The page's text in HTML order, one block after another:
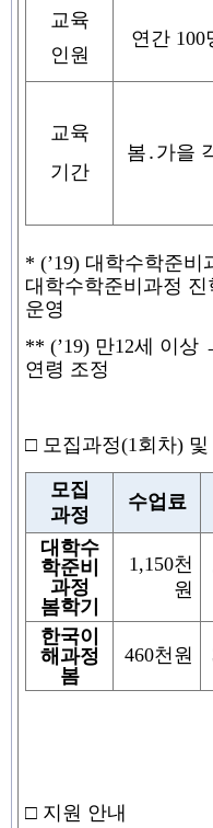
교육
인원
연간 100
교육
기간
봄 ․ 가을
* (’19) 대학수학준비
대학수학준비과정
운영
** (’19) 만12세 이상
연령 조정
□ 모집과정(1회차) 및
모집
과정
수업료
대학수
학준비
과정
봄학기
1,150천
원
한국이
해과정
봄
460천원
□ 지원 안내